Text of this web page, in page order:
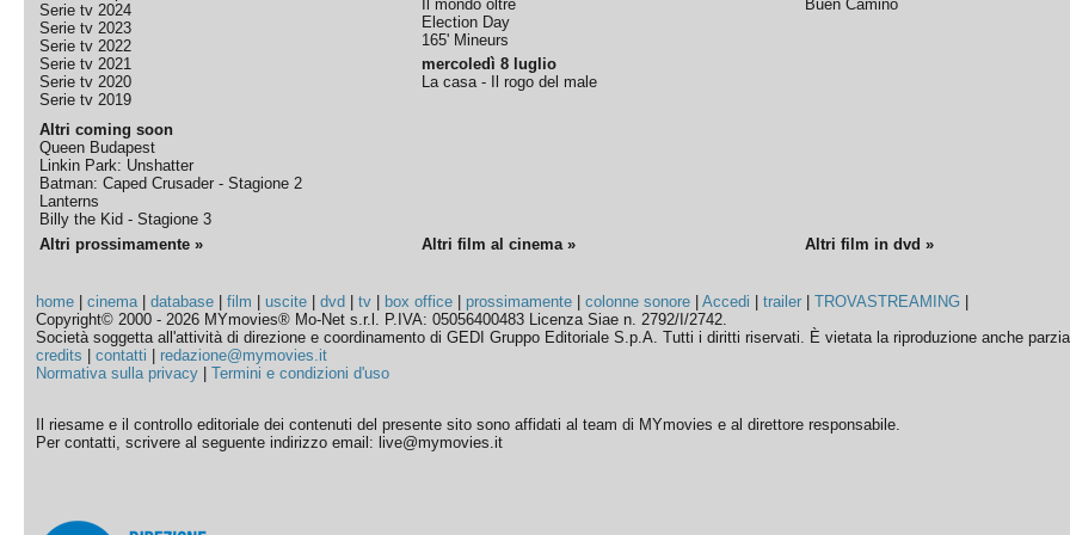
Serie tv 2024
Serie tv 2023
Serie tv 2022
Serie tv 2021
Serie tv 2020
Serie tv 2019
Altri coming soon
Queen Budapest
Linkin Park: Unshatter
Batman: Caped Crusader - Stagione 2
Lanterns
Billy the Kid - Stagione 3
Il mondo oltre
Election Day
165' Mineurs
mercoledì 8 luglio
La casa - Il rogo del male
Buen Camino
Altri prossimamente » Altri film al cinema » Altri film in dvd »
home |cinema|database |film |uscite |dvd |tv box office prossimamente |colonne sonore |Accedi |trailer |TROVASTREAMING
Copyright© 2000 - 2026 MYmovies® Mo-Net s.r.l. P.IVA: 05056400483 Licenza Siae n. 2792/I/2742.
Società soggetta all'attività di direzione e coordinamento di GEDI Gruppo Editoriale S.p.A. Tutti i diritti riservati. È vietata la riproduzione anche
credits |contatti
redazione@mymovies.it
Normativa sulla privacy |Termini e condizioni d'uso
Il riesame e il controllo editoriale dei contenuti del presente sito sono affidati al team di MYmovies e al direttore responsabile.
Per contatti, scrivere al seguente indirizzo email: live@mymovies.it